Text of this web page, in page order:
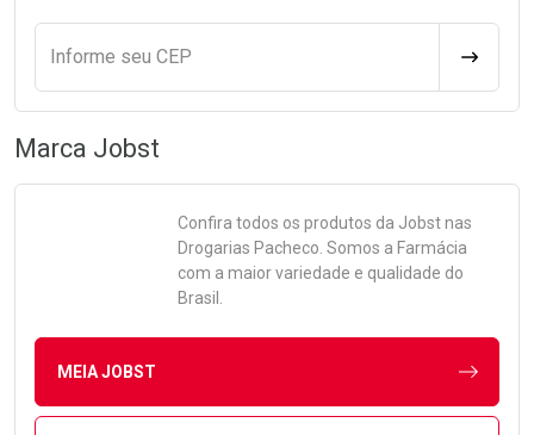
Informe seu CEP
Marca Jobst
Confira todos os produtos da Jobstnas
Drogarias Pacheco. Somos a Farmácia
com a maior variedade e qualidade do
Brasil.
MEIA JOBST